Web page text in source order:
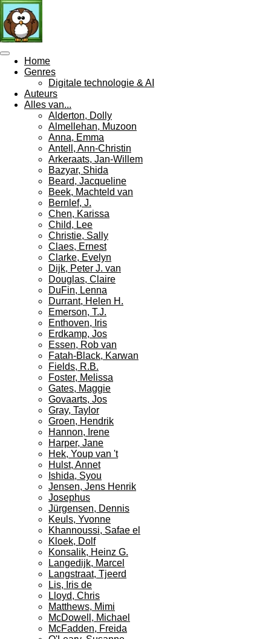
Ga
direct
naar
de
hoofdinhoud
Home
Genres
Digitale technologie & AI
Auteurs
Alles van...
Alderton, Dolly
Almellehan, Muzoon
Anna, Emma
Antell, Ann-Christin
Arkeraats, Jan-Willem
Bazyar, Shida
Beard, Jacqueline
Beek, Machteld van
Bernlef, J.
Chen, Karissa
Child, Lee
Christie, Sally
Claes, Ernest
Clarke, Evelyn
Dijk, Peter J. van
Douglas, Claire
DuFin, Lenna
Durrant, Helen H.
Emerson, T.J.
Enthoven, Iris
Erdkamp, Jos
Essen, Rob van
Fatah-Black, Karwan
Fields, R.B.
Foster, Melissa
Gates, Maggie
Govaarts, Jos
Gray, Taylor
Groen, Hendrik
Hannon, Irene
Harper, Jane
Hek, Youp van 't
Hulst, Annet
Ishida, Syou
Jensen, Jens Henrik
Josephus
Jürgensen, Dennis
Keuls, Yvonne
Khannoussi, Safae el
Kloek, Dolf
Konsalik, Heinz G.
Langedijk, Marcel
Langstraat, Tjeerd
Lis, Iris de
Lloyd, Chris
Matthews, Mimi
McDowell, Michael
McFadden, Freida